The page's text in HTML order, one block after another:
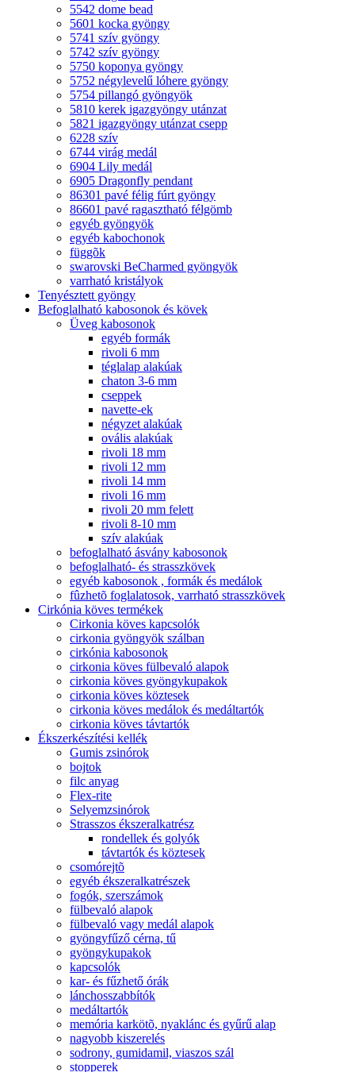
5542 dome bead
5601 kocka gyöngy
5741 szív gyöngy
5742 szív gyöngy
5750 koponya gyöngy
5752 négylevelű lóhere gyöngy
5754 pillangó gyöngyök
5810 kerek igazgyöngy utánzat
5821 igazgyöngy utánzat csepp
6228 szív
6744 virág medál
6904 Lily medál
6905 Dragonfly pendant
86301 pavé félig fúrt gyöngy
86601 pavé ragasztható félgömb
egyéb gyöngyök
egyéb kabochonok
függõk
swarovski BeCharmed gyöngyök
varrható kristályok
Tenyésztett gyöngy
Befoglalható kabosonok és kövek
Üveg kabosonok
egyéb formák
rivoli 6 mm
téglalap alakúak
chaton 3-6 mm
cseppek
navette-ek
négyzet alakúak
ovális alakúak
rivoli 18 mm
rivoli 12 mm
rivoli 14 mm
rivoli 16 mm
rivoli 20 mm felett
rivoli 8-10 mm
szív alakúak
befoglalható ásvány kabosonok
befoglalható- és strasszkövek
egyéb kabosonok , formák és medálok
fûzhetõ foglalatosok, varrható strasszkövek
Cirkónia köves termékek
Cirkonia köves kapcsolók
cirkonia gyöngyök szálban
cirkónia kabosonok
cirkonia köves fülbevaló alapok
cirkonia köves gyöngykupakok
cirkonia köves köztesek
cirkonia köves medálok és medáltartók
cirkonia köves távtartók
Ékszerkészítési kellék
Gumis zsinórok
bojtok
filc anyag
Flex-rite
Selyemzsinórok
Strasszos ékszeralkatrész
rondellek és golyók
távtartók és köztesek
csomórejtõ
egyéb ékszeralkatrészek
fogók, szerszámok
fülbevaló alapok
fülbevaló vagy medál alapok
gyöngyfűző cérna, tű
gyöngykupakok
kapcsolók
kar- és fűzhető órák
lánchosszabbítók
medáltartók
memória karkötõ, nyaklánc és gyűrű alap
nagyobb kiszerelés
sodrony, gumidamil, viaszos szál
stopperek